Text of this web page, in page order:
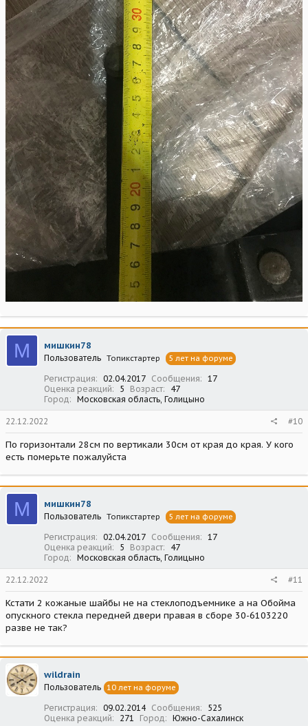
М мишкин78
Пользователь Топикстартер 5 лет на форуме
Регистрация 02.04.2017 Сообщения
17
Оценка реакций
5 Возраст
47
Город
Московская область, Голицыно
22.12.2022 #10
По горизонтали 28см по вертикали 30см от края до края. У кого
есть померьте пожалуйста
М мишкин78
Пользователь Топикстартер 5 лет на форуме
Регистрация 02.04.2017 Сообщения
17
Оценка реакций
5 Возраст
47
Город
Московская область, Голицыно
22.12.2022 #11
Кстати 2 кожаные шайбы не на стеклоподъемнике а на Обойма
опускного стекла передней двери правая в сборе 30-6103220
разве не так?
wildrain
Пользователь 10 лет на форуме
Регистрация 09.02.2014 Сообщения
525
Оценка реакций
271 Город Южно-Сахалинск